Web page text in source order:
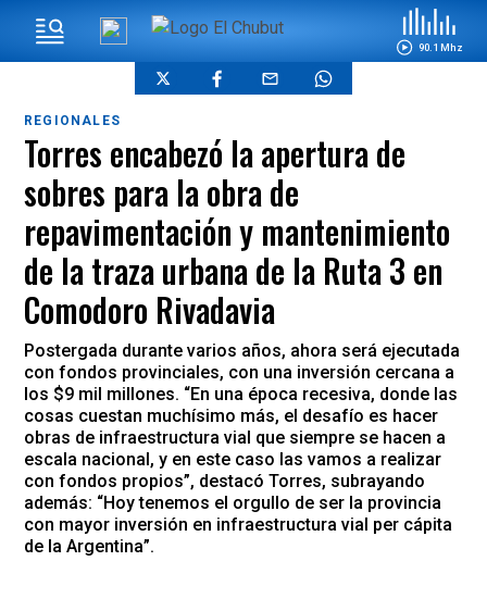
90.1 Mhz
REGIONALES
Torres encabezó la apertura de
sobres para la obra de
repavimentación y mantenimiento
de la traza urbana de la Ruta 3 en
Comodoro Rivadavia
Postergada durante varios años, ahora será ejecutada
con fondos provinciales, con una inversión cercana a
los $9 mil millones. “En una época recesiva, donde las
cosas cuestan muchísimo más, el desafío es hacer
obras de infraestructura vial que siempre se hacen a
escala nacional, y en este caso las vamos a realizar
con fondos propios”, destacó Torres, subrayando
además: “Hoy tenemos el orgullo de ser la provincia
con mayor inversión en infraestructura vial per cápita
de la Argentina”.